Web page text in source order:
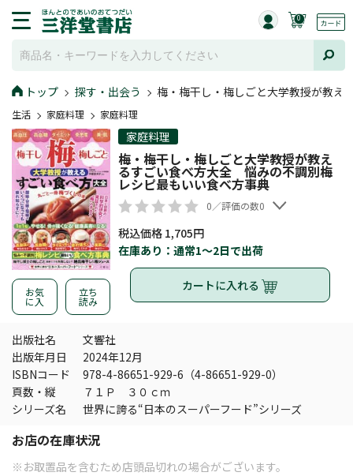
0
トップ 探す・出会う 梅・梅干し・梅しごと大学教授が教
生活 家庭料理 家庭料理
お気
に入
立ち
読み
家庭料理
梅・梅干し・梅しごと大学教授が教え
るすごい食べ方大全 悩みの不調別梅
レシピ最もいい食べ方事典
0／評価の数0
税込価格 1,705円
在庫あり：通常1～2日で出荷
カートに入れる
出版社名
文響社
出版年月日
2024年12月
ISBNコード
978-4-86651-929-6（4-86651-929-0）
頁数・縦
７１Ｐ ３０ｃｍ
シリーズ名
世界に誇る“日本のスーパーフード”シリーズ
お店の在庫状況
※お取置品を含むため店頭品切れの場合がございます。